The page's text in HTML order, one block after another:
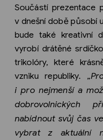
Součástí prezentace
v dnešní době působí
bude také kreativní
vyrobí drátěné
trikolóry, které
vzniku republiky.
i pro nejmenší a
dobrovolnických
nabídnout svůj čas
vybrat z aktuální